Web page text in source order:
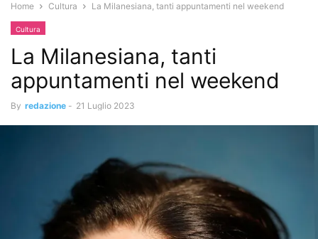
Home Cultura La Milanesiana, tanti appuntamenti nel weekend
Cultura
La Milanesiana, tanti
appuntamenti nel weekend
By redazione - 21 Luglio 2023